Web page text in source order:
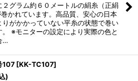
２グラム約６０メートルの絹糸（正絹
かれています。高品質、安心の日本
りがかかっていない平糸の状態で巻い
。 ※モニターの設定により実際の色と
…
107 [KK-TC107]
)